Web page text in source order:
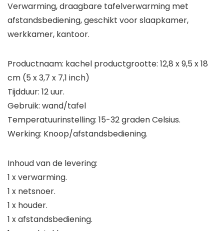
Verwarming, draagbare tafelverwarming met
afstandsbediening, geschikt voor slaapkamer,
werkkamer, kantoor.
Productnaam: kachel productgrootte: 12,8 x 9,5 x 18
cm (5 x 3,7 x 7,1 inch)
Tijdduur: 12 uur.
Gebruik: wand/tafel
Temperatuurinstelling: 15-32 graden Celsius.
Werking: Knoop/afstandsbediening.
Inhoud van de levering:
1 x verwarming.
1 x netsnoer.
1 x houder.
1 x afstandsbediening.